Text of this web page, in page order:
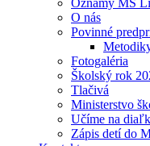
Oznamy MŠ
O nás
Povinné
Fotogaléria
Školský rok
Tlačivá
Ministerstvo
Učíme na
Zápis detí do